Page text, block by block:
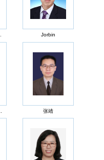
Jorbin
张靖